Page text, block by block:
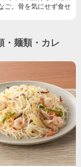
ご。骨を気にせず食せ
・麺類・カレ